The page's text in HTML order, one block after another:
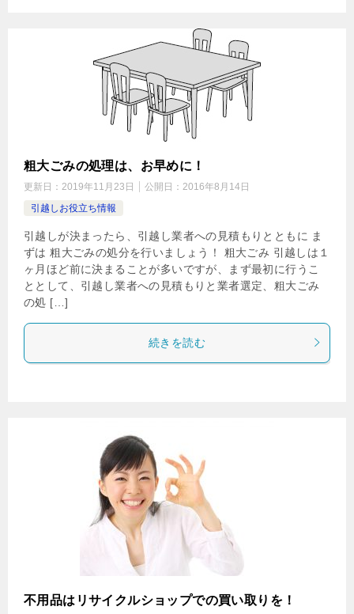
粗大ごみの処理は、お早めに！
更新日： 2019年11月23日 公開日： 2016年8月14日
引越しお役立ち情報
引越しが決まったら、引越し業者への見積もりとともに ま
ずは 粗大ごみの処分を行いましょう！ 粗大ごみ 引越しは１
ヶ月ほど前に決まることが多いですが、まず最初に行うこ
ととして、引越し業者への見積もりと業者選定、粗大ごみ
の処 […]
続きを読む
不用品はリサイクルショップでの買い取りを！